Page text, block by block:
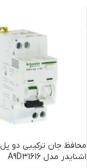
اشنایدر مدل A9D31616